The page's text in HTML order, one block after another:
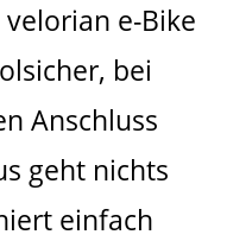
e-Bike
bei
Anschluss
geht nichts
einfach